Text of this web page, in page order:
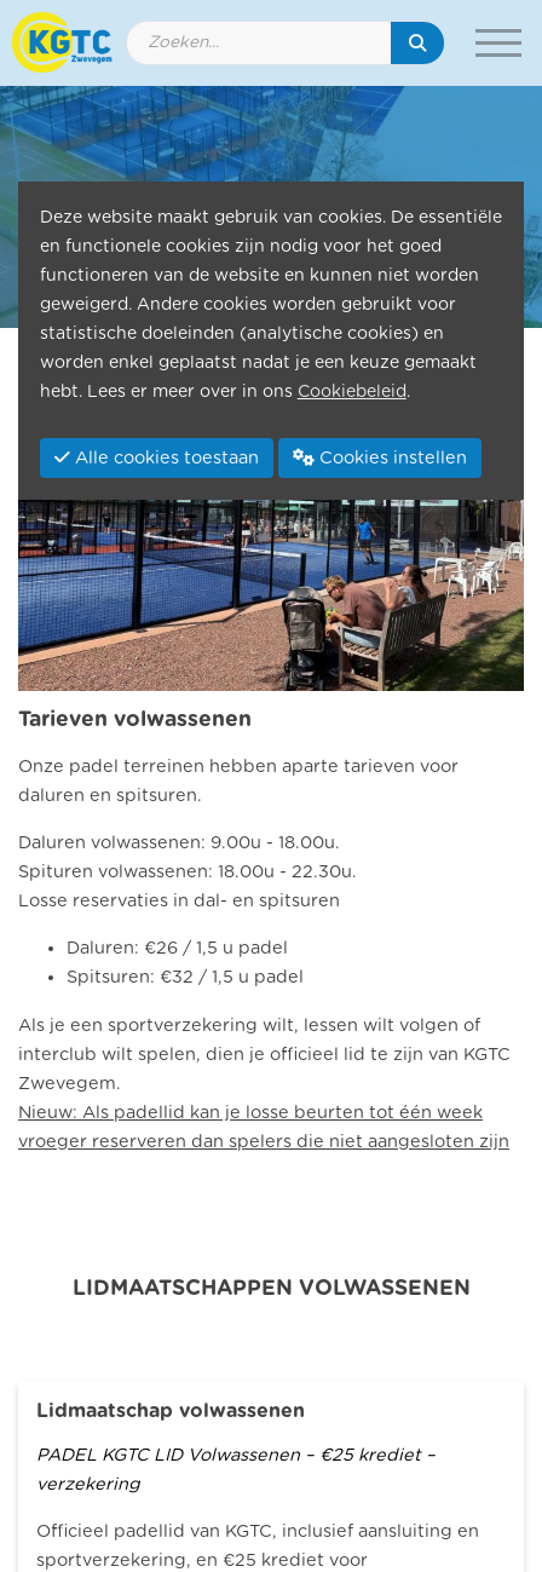
KGTC Zwevegem
Tennis - Padel - Biljart - Petanque
Tarieven volwassenen
Onze padel terreinen hebben aparte tarieven voor
daluren en spitsuren.
Daluren volwassenen: 9.00u - 18.00u.
Spituren volwassenen: 18.00u - 22.30u.
Losse reservaties in dal- en spitsuren
Daluren: €26 / 1,5 u padel
Spitsuren: €32 / 1,5 u padel
Als je een sportverzekering wilt, lessen wilt volgen of
interclub wilt spelen, dien je officieel lid te zijn van KGTC
Zwevegem.
Nieuw: Als padellid kan je losse beurten tot één week
vroeger reserveren dan spelers die niet aangesloten zijn
LIDMAATSCHAPPEN VOLWASSENEN
Lidmaatschap volwassenen
PADEL KGTC LID Volwassenen – €25 krediet –
verzekering
Officieel padellid van KGTC, inclusief aansluiting en
sportverzekering, en €25 krediet voor
Deze website maakt gebruik van cookies. De essentiële
en functionele cookies zijn nodig voor het goed
functioneren van de website en kunnen niet worden
geweigerd. Andere cookies worden gebruikt voor
statistische doeleinden (analytische cookies) en
worden enkel geplaatst nadat je een keuze gemaakt
hebt. Lees er meer over in ons Cookiebeleid .
Alle cookies toestaan Cookies instellen